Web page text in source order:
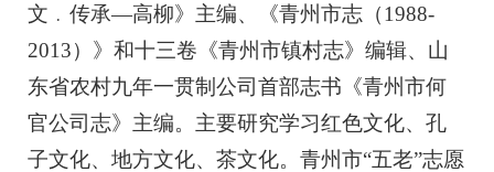
文﹒传承—高柳》主编、《青州市志（1988-
2013）》和十三卷《青州市镇村志》编辑、山
东省农村九年一贯制公司首部志书《青州市何
官公司志》主编。主要研究学习红色文化、孔
子文化、地方文化、茶文化。青州市“五老”志愿